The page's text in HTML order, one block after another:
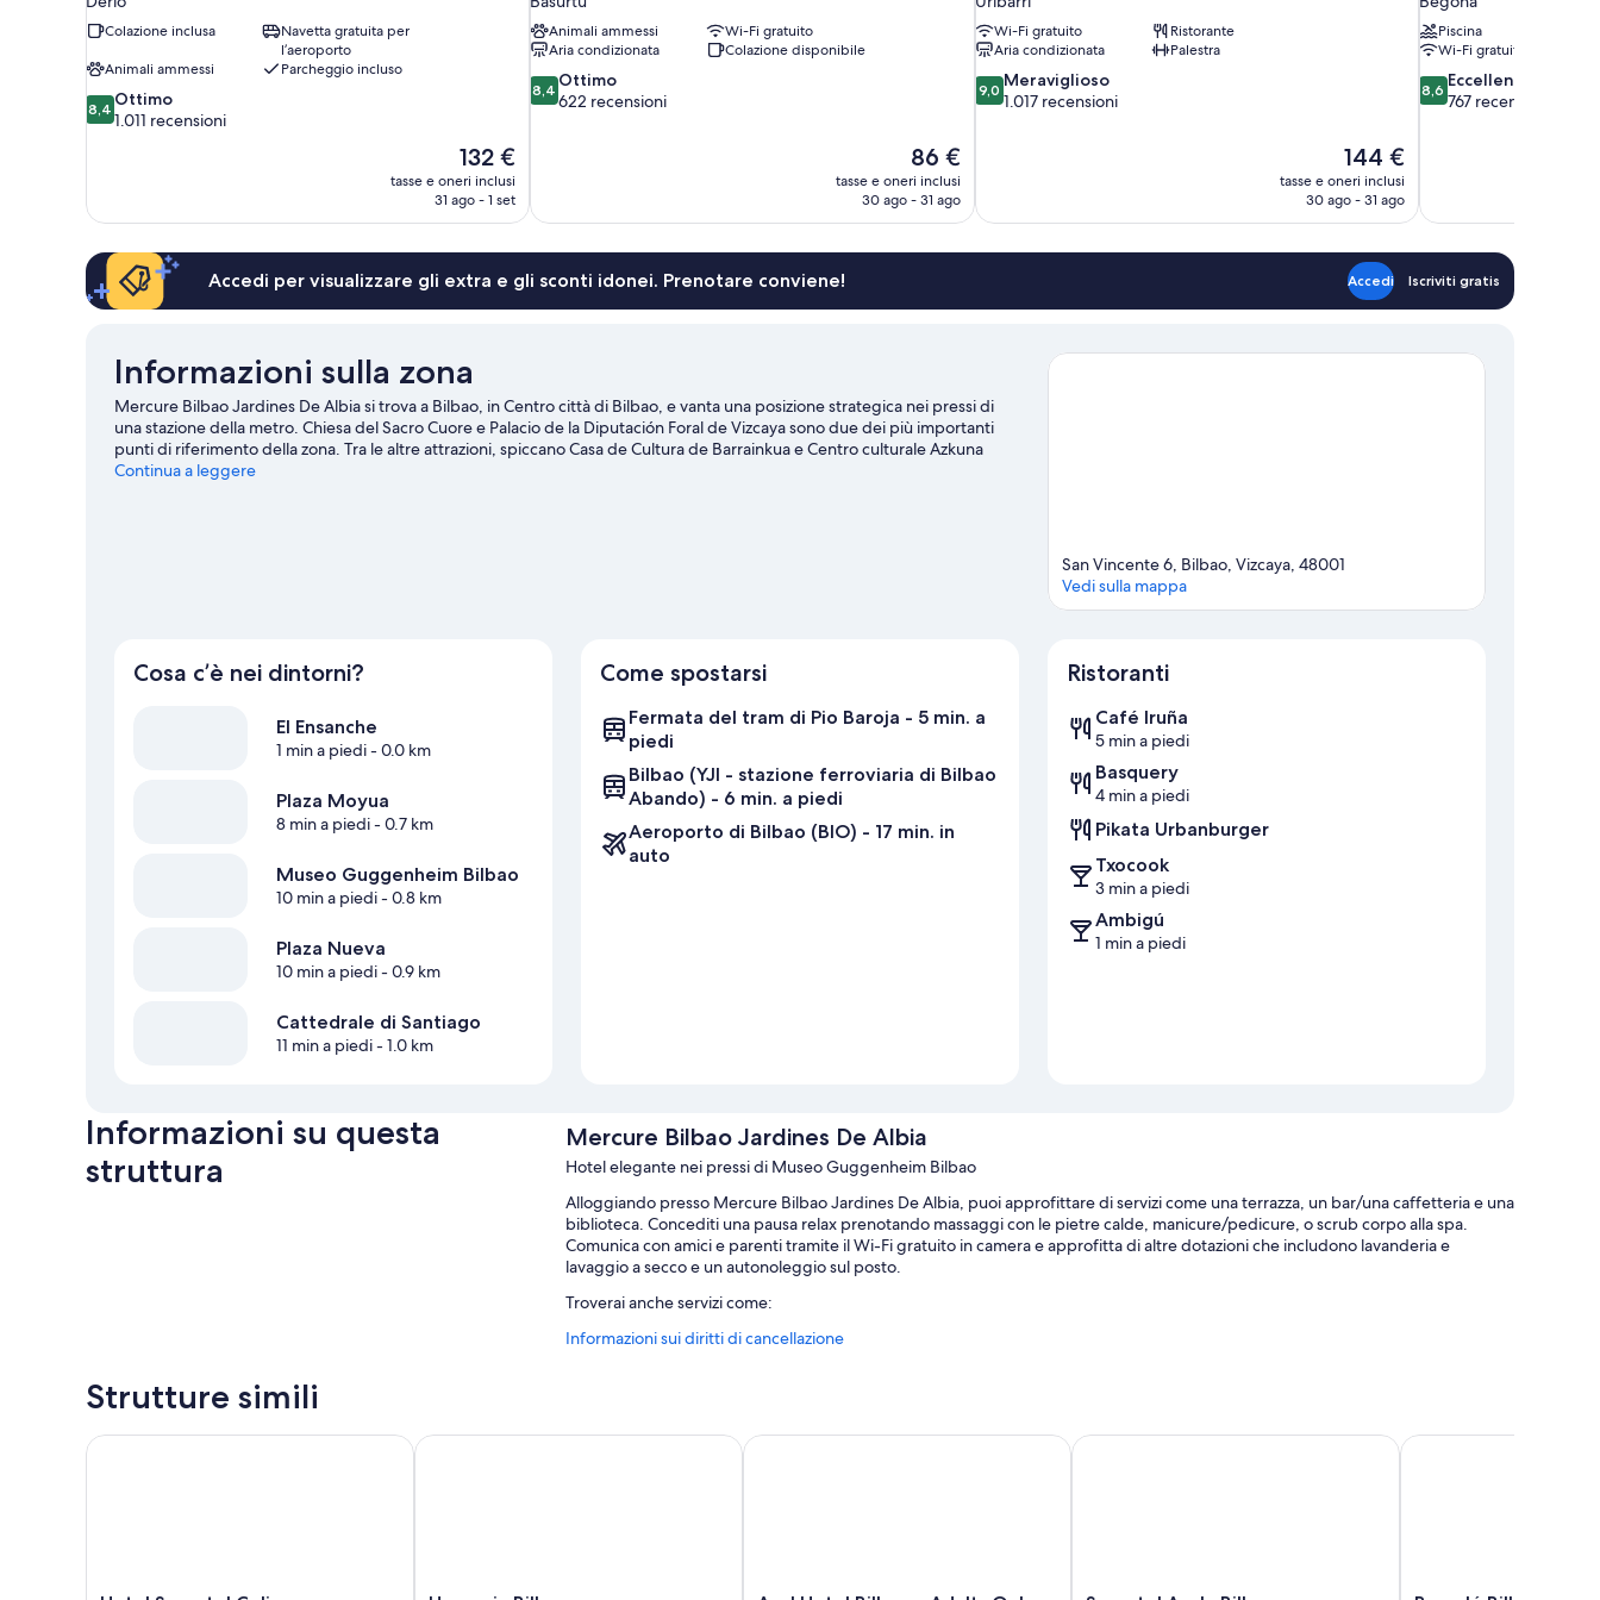
Colazione inclusa
Navetta gratuita per
l’aeroporto
Animali ammessi
Parcheggio incluso
8.4
su
recensioni
8,4 Ottimo
1.011 recensioni
Il
prezzo
attuale
132 €
tasse e oneri inclusi
31 ago - 1 set
Animali ammessi
Wi-Fi gratuito
Aria condizionata
Colazione disponibile
8.4
su
8,4 Ottimo
622 recensioni
Il
prezzo
attuale
86 €
tasse e oneri inclusi
30 ago - 31 ago
Wi-Fi gratuito
Ristorante
Aria condizionata
Palestra
9.0
su
9,0 Meraviglioso
1.017 recensioni
Il
prezzo
attuale
144 €
tasse e oneri inclusi
30 ago - 31 ago
Piscina
Wi-Fi gratuito
8.6
su
8,6 Eccellente
767 recensioni
Accedi per visualizzare gli extra e gli sconti idonei. Prenotare conviene! Accedi Iscriviti gratis
Informazioni sulla zona
Mercure Bilbao Jardines De Albia si trova a Bilbao, in Centro città di Bilbao, e vanta una posizione strategica nei pressi di
una stazione della metro. Chiesa del Sacro Cuore e Palacio de la Diputación Foral de Vizcaya sono due dei più importanti
punti di riferimento della zona. Tra le altre attrazioni, spiccano Casa de Cultura de Barrainkua e Centro culturale Azkuna
Zentroa. Sei in cerca di eventi sportivi o spettacoli a cui assistere? Stadio di San Mames o Stadio Bizkaia Frontoia
Continua a leggere
San Vincente 6, Bilbao, Vizcaya, 48001
Vedi sulla mappa
Cosa c’è nei dintorni?
El Ensanche
1 min a piedi- 0.0 km
Plaza Moyua
8 min a piedi- 0.7 km
Museo Guggenheim Bilbao
10 min a piedi- 0.8 km
Plaza Nueva
10 min a piedi- 0.9 km
Cattedrale di Santiago
11 min a piedi- 1.0 km
Come spostarsi
Fermata del tram di Pio Baroja - 5 min. a
piedi
Bilbao (YJI - stazione ferroviaria di Bilbao
Abando) - 6 min. a piedi
Aeroporto di Bilbao (BIO) - 17 min. in
auto
Ristoranti
Café Iruña
5 min a piedi
Basquery
4 min a piedi
Pikata Urbanburger
Txocook
3 min a piedi
Ambigú
1 min a piedi
Informazioni su questa
struttura
Mercure Bilbao Jardines De Albia
Hotel elegante nei pressi di Museo Guggenheim Bilbao
Alloggiando presso Mercure Bilbao Jardines De Albia, puoi approfittare di servizi come una terrazza, un bar/una caffetteria e una
biblioteca. Concediti una pausa relax prenotando massaggi con le pietre calde, manicure/pedicure, o scrub corpo alla spa.
Comunica con amici e parenti tramite il Wi-Fi gratuito in camera e approfitta di altre dotazioni che includono lavanderia e
lavaggio a secco e un autonoleggio sul posto.
Troverai anche servizi come:
La colazione a buffet (a pagamento), un parcheggio (a pagamento) e una colonnina di ricarica per auto elettriche
Le recensioni degli ospiti lodano soprattutto il personale gentile della struttura.
Informazioni sui diritti di cancellazione
Strutture simili
Hotel Sercotel Coliseo Hesperia Bilbao Axel Hotel Bilbao – Adults Only Sercotel Ayala Bilbao Barceló Bilbao Nervión